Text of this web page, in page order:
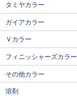
タミヤカラー
ガイアカラー
Ｖカラー
フィニッシャーズカラー
その他カラー
溶剤